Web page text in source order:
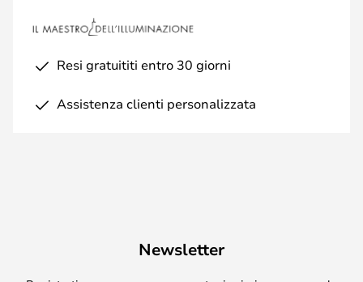
Resi gratuititi entro 30 giorni
Assistenza clienti personalizzata
Newsletter